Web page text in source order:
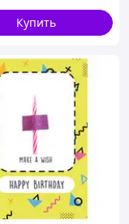
Купить